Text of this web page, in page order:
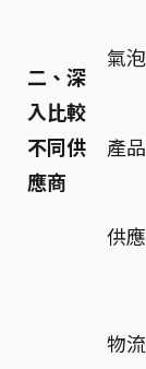
二、深
入比較
不同供
應商
氣
產
供
物